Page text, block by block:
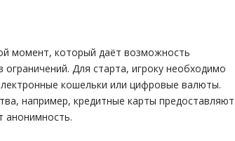
момент, который даёт возможность
Для старта, игроку необходимо
кошельки или цифровые валюты.
например, кредитные карты предоставляют
анонимность.